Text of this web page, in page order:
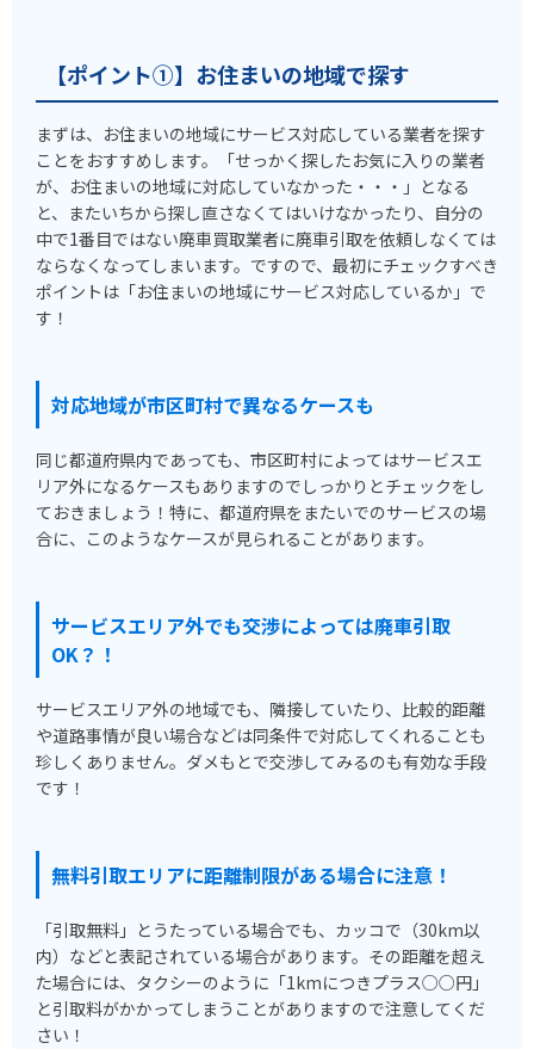
【ポイント①】お住まいの地域で探す
まずは、お住まいの地域にサービス対応している業者を探す
ことをおすすめします。「せっかく探したお気に入りの業者
が、お住まいの地域に対応していなかった・・・」となる
と、またいちから探し直さなくてはいけなかったり、自分の
中で1番目ではない廃車買取業者に廃車引取を依頼しなくては
ならなくなってしまいます。ですので、最初にチェックすべき
ポイントは「お住まいの地域にサービス対応しているか」で
す！
対応地域が市区町村で異なるケースも
同じ都道府県内であっても、市区町村によってはサービスエ
リア外になるケースもありますのでしっかりとチェックをし
ておきましょう！特に、都道府県をまたいでのサービスの場
合に、このようなケースが見られることがあります。
サービスエリア外でも交渉によっては廃車引取
OK？！
サービスエリア外の地域でも、隣接していたり、比較的距離
や道路事情が良い場合などは同条件で対応してくれることも
珍しくありません。ダメもとで交渉してみるのも有効な手段
です！
無料引取エリアに距離制限がある場合に注意！
「引取無料」とうたっている場合でも、カッコで（30km以
内）などと表記されている場合があります。その距離を超え
た場合には、タクシーのように「1kmにつきプラス○○円」
と引取料がかかってしまうことがありますので注意してくだ
さい！